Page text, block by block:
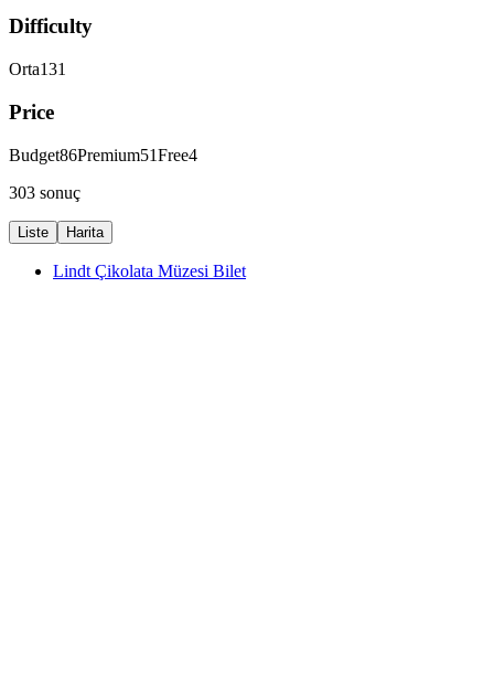
Difficulty
Orta131
Price
Budget86Premium51Free4
303 sonuç
Liste Harita
Lindt Çikolata Müzesi Bilet